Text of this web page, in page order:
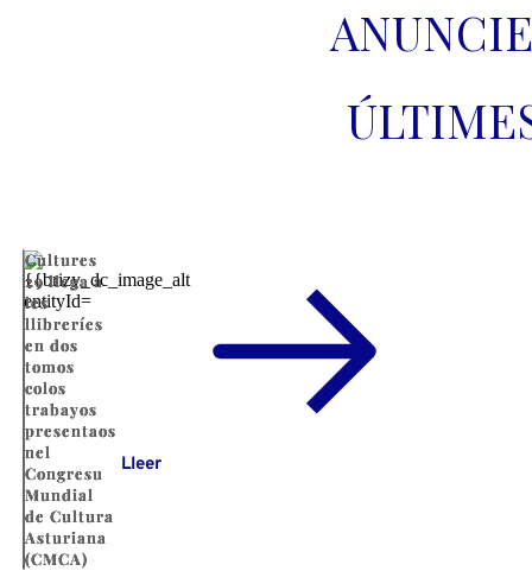
Cultures
29 llega a
les
llibreríes
en dos
tomos
colos
trabayos
presentaos
nel
Congresu
Mundial
de Cultura
Asturiana
(CMCA)
Lleer